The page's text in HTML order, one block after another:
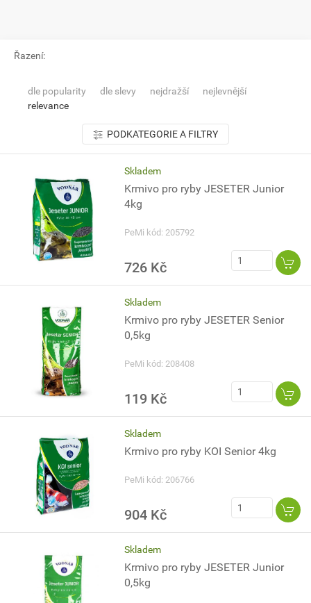
Řazení:
dle popularity dle slevy nejdražší
nejlevnější
relevance
PODKATEGORIE A FILTRY
Skladem
Krmivo pro ryby JESETER Junior
4kg
PeMi kód: 205792
726 Kč
Skladem
Krmivo pro ryby JESETER Senior
0,5kg
PeMi kód: 208408
119 Kč
Skladem
Krmivo pro ryby KOI Senior 4kg
PeMi kód: 206766
904 Kč
Skladem
Krmivo pro ryby JESETER Junior
0,5kg